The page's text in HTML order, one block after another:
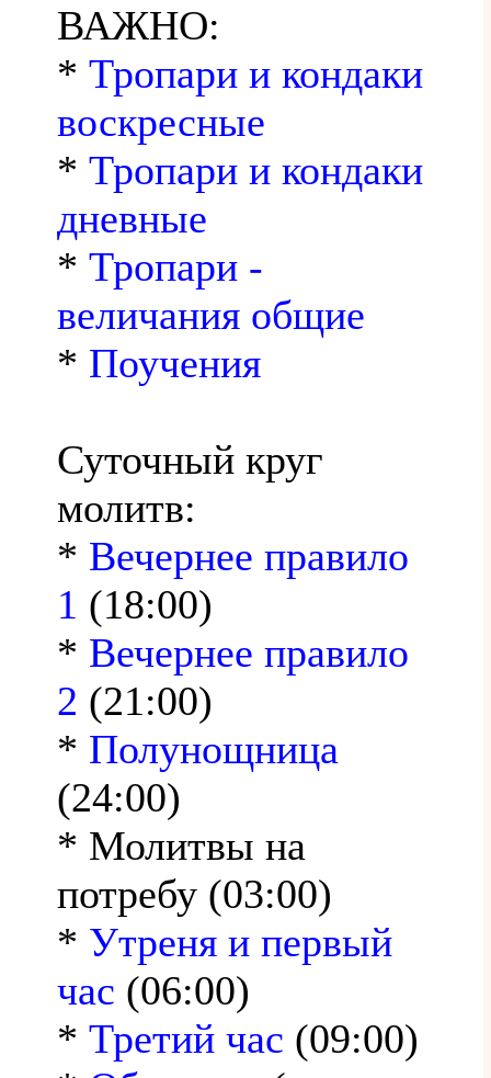
ВАЖНО:
* Тропари и кондаки
воскресные
* Тропари и кондаки
дневные
* Тропари -
величания общие
* Поучения
Суточный круг
молитв:
* Вечернее правило
1 (18:00)
* Вечернее правило
2 (21:00)
* Полунощница
(24:00)
* Молитвы на
потребу (03:00)
* Утреня и первый
час (06:00)
* Третий час (09:00)